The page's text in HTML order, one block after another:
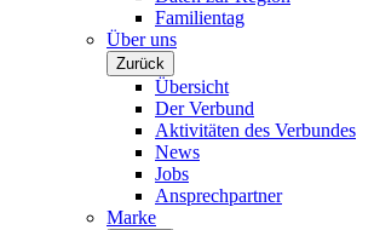
Familientag
Über uns
Zurück
Übersicht
Der Verbund
Aktivitäten des Verbundes
News
Jobs
Ansprechpartner
Marke